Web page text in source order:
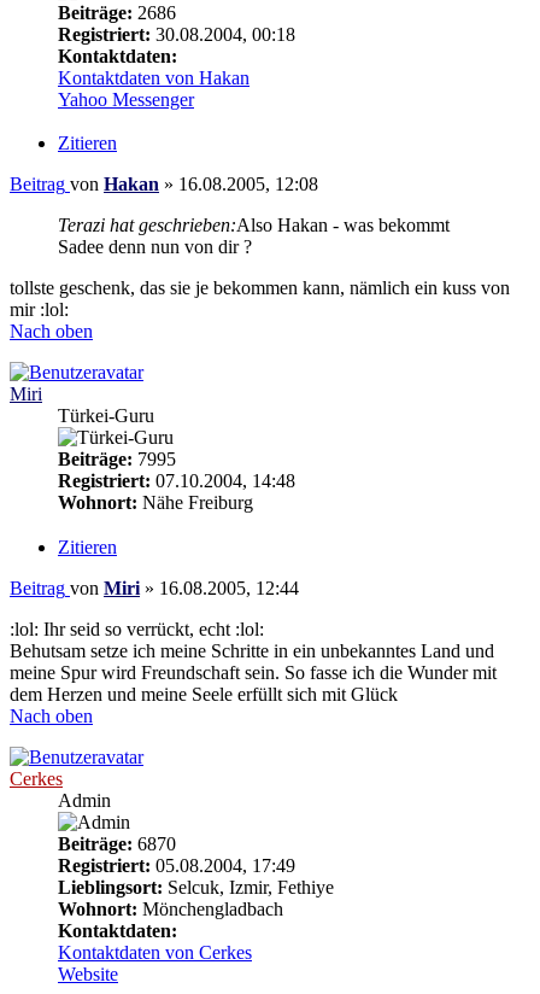
Beiträge: 2686
Registriert: 30.08.2004, 00:18
Kontaktdaten:
Kontaktdaten von Hakan
Yahoo Messenger
Zitieren
Beitrag von Hakan » 16.08.2005, 12:08
Terazi hat geschrieben:Also Hakan - was bekommt
Sadee denn nun von dir ?
tollste geschenk, das sie je bekommen kann, nämlich ein kuss von
mir :lol:
Nach oben
Miri
Türkei-Guru
Beiträge: 7995
Registriert: 07.10.2004, 14:48
Wohnort: Nähe Freiburg
Zitieren
Beitrag von Miri » 16.08.2005, 12:44
:lol: Ihr seid so verrückt, echt :lol:
Behutsam setze ich meine Schritte in ein unbekanntes Land und
meine Spur wird Freundschaft sein. So fasse ich die Wunder mit
dem Herzen und meine Seele erfüllt sich mit Glück
Nach oben
Cerkes
Admin
Beiträge: 6870
Registriert: 05.08.2004, 17:49
Lieblingsort: Selcuk, Izmir, Fethiye
Wohnort: Mönchengladbach
Kontaktdaten:
Kontaktdaten von Cerkes
Website